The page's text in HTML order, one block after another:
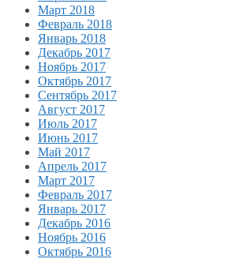
Март 2018
Февраль 2018
Январь 2018
Декабрь 2017
Ноябрь 2017
Октябрь 2017
Сентябрь 2017
Август 2017
Июль 2017
Июнь 2017
Май 2017
Апрель 2017
Март 2017
Февраль 2017
Январь 2017
Декабрь 2016
Ноябрь 2016
Октябрь 2016